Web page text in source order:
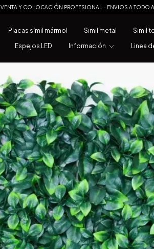
VENTA Y COLOCACIÓN PROFESIONAL - ENVIOS A TODO
Placas símil mármol Simil metal Simil
Espejos LED Información Linea